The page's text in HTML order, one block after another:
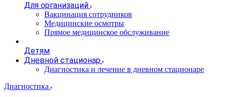
Для организаций
Вакцинация сотрудников
Медицинские осмотры
Прямое медицинское обслуживание
Детям
Дневной стационар
Диагностика и лечение в дневном стационаре
Диагностика